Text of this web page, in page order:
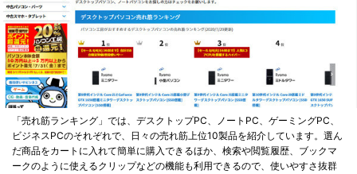
「売れ筋ランキング」では、デスクトップPC、ノートPC、ゲーミングPC、
ビジネスPCのそれぞれで、日々の売れ筋上位10製品を紹介しています。選ん
だ商品をカートに入れて簡単に購入できるほか、検索や閲覧履歴、ブックマ
ークのように使えるクリップなどの機能も利用できるので、使いやすさ抜群